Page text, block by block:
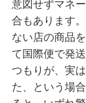
意図せずマネ
合もあります
ない店の商品
て国際便で発
つもりが、実
た、という場